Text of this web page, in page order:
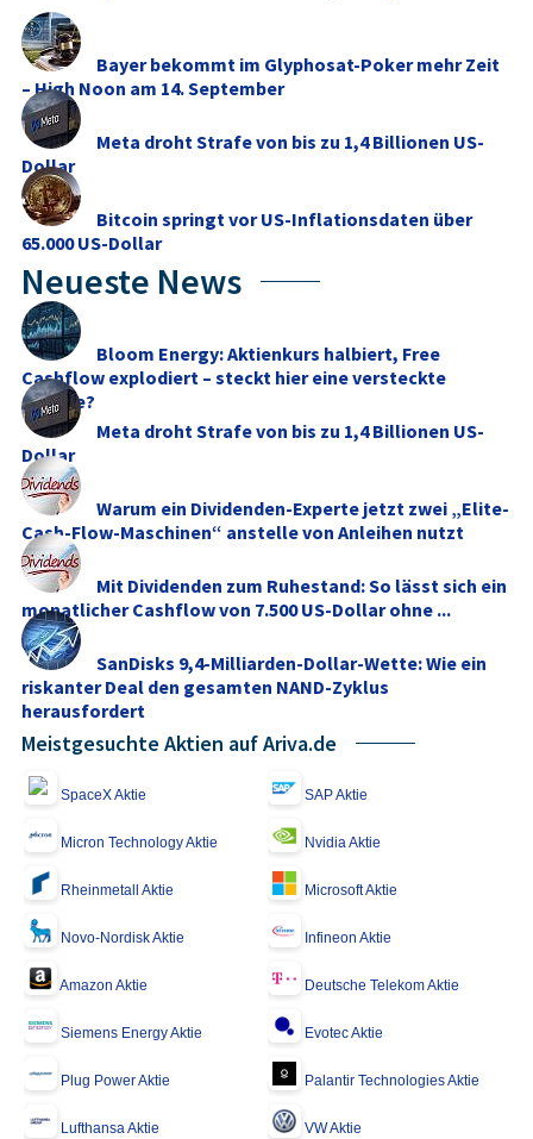
Bayer bekommt im Glyphosat-Poker mehr Zeit
– High Noon am 14. September
Meta droht Strafe von bis zu 1,4 Billionen US-
Dollar
Bitcoin springt vor US-Inflationsdaten über
65.000 US-Dollar
Neueste News
Bloom Energy: Aktienkurs halbiert, Free
Cashflow explodiert – steckt hier eine versteckte
Chance?
Meta droht Strafe von bis zu 1,4 Billionen US-
Dollar
Warum ein Dividenden-Experte jetzt zwei „Elite-
Cash-Flow-Maschinen“ anstelle von Anleihen nutzt
Mit Dividenden zum Ruhestand: So lässt sich ein
monatlicher Cashflow von 7.500 US‑Dollar ohne ...
SanDisks 9,4‑Milliarden-Dollar-Wette: Wie ein
riskanter Deal den gesamten NAND‑Zyklus
herausfordert
Meistgesuchte Aktien auf Ariva.de
SpaceX Aktie SAP Aktie
Micron Technology Aktie Nvidia Aktie
Rheinmetall Aktie Microsoft Aktie
Novo-Nordisk Aktie Infineon Aktie
Amazon Aktie Deutsche Telekom Aktie
Siemens Energy Aktie Evotec Aktie
Plug Power Aktie Palantir Technologies Aktie
Lufthansa Aktie VW Aktie